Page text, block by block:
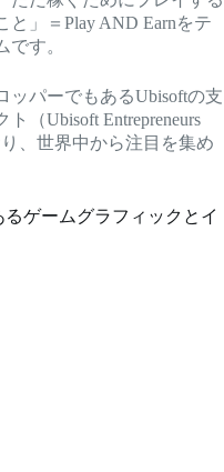
」＝Play AND Earnをテ
す。
ッパーでもあるUbisoftの支
（Ubisoft Entrepreneurs
、世界中から注目を集め
ゲームグラフィックとイ